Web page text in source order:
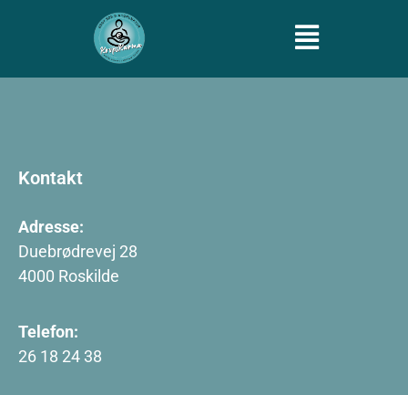
Kontakt
Adresse:
Duebrødrevej 28
4000 Roskilde
Telefon:
26 18 24 38